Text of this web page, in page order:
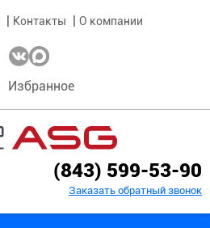
Контакты О компании
Избранное
(843) 599-53-90
Заказать обратный звонок